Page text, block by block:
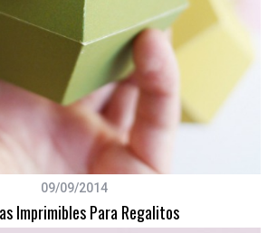
09/09/2014
Imprimibles Para Regalitos